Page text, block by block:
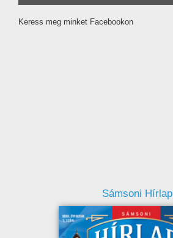
Keress meg minket Facebookon
Sámsoni Hírlap